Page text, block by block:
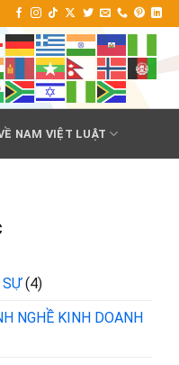
NAM VIỆT LUẬT
SỰ(4)
NGHỀ KINH DOANH